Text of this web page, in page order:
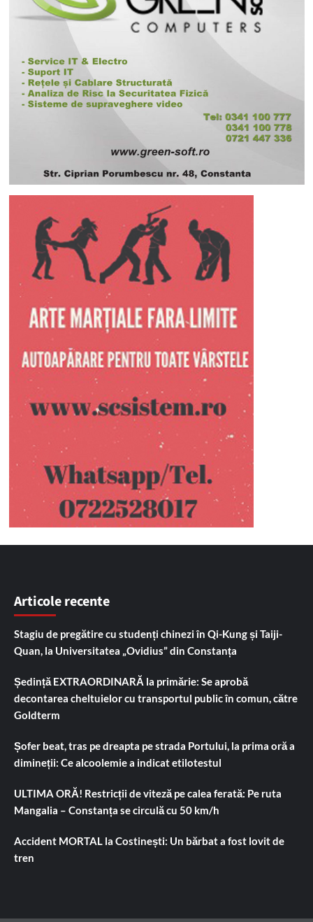
Articole recente
Stagiu de pregătire cu studenți chinezi în Qi-Kung și Taiji-
Quan, la Universitatea „Ovidius” din Constanța
Ședință EXTRAORDINARĂ la primărie: Se aprobă
decontarea cheltuielor cu transportul public în comun, către
Goldterm
Șofer beat, tras pe dreapta pe strada Portului, la prima oră a
dimineții: Ce alcoolemie a indicat etilotestul
ULTIMA ORĂ! Restricții de viteză pe calea ferată: Pe ruta
Mangalia – Constanța se circulă cu 50 km/h
Accident MORTAL la Costinești: Un bărbat a fost lovit de
tren